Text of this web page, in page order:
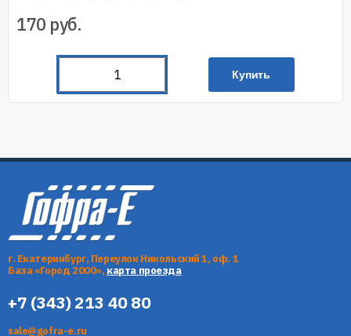
170 руб.
Купить
г. Екатеринбург, Переулок Никольский 1, оф. 1
База «Город 2000», карта проезда
+7 (343) 213 40 80
sale@gofra-e.ru